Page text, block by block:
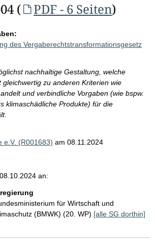
(
PDF - 6 Seiten)
des Vergaberechtstransformationsgesetz
nachhaltige Gestaltung, welche
gleichwertig zu anderen Kriterien wie
und verbindliche Vorgaben (wie bspw.
klimaschädliche Produkte) für die
e.V. (R001683) am 08.11.2024
an:
für Wirtschaft und
(BMWK) (20. WP) [alle SG dorthin]